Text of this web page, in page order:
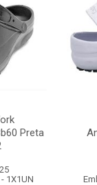
Preta
1X1UN